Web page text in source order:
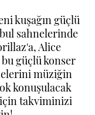
kuşağın güçlü
sahnelerinde
Alice
güçlü konser
müziğin
konuşulacak
için takviminizi